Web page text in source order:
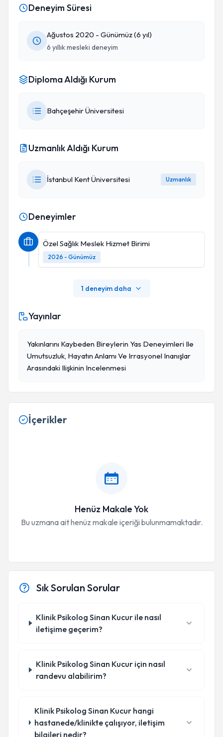
Deneyim Süresi
Ağustos 2020 - Günümüz (6 yıl)
6 yıllık mesleki deneyim
Diploma Aldığı Kurum
Bahçeşehir Üniversitesi
Uzmanlık Aldığı Kurum
İstanbul Kent Üniversitesi Uzmanlık
Deneyimler
Özel Sağlık Meslek Hizmet Birimi
2026 - Günümüz
1 deneyim daha
Yayınlar
Yakınlarını Kaybeden Bireylerin Yas Deneyimleri Ile
Umutsuzluk, Hayatın Anlamı Ve Irrasyonel Inanışlar
Arasındaki Ilişkinin Incelenmesi
İçerikler
Henüz Makale Yok
Bu uzmana ait henüz makale içeriği bulunmamaktadır.
Sık Sorulan Sorular
Klinik Psikolog Sinan Kucur ile nasıl
iletişime geçerim?
Klinik Psikolog Sinan Kucur için nasıl
randevu alabilirim?
Klinik Psikolog Sinan Kucur hangi
hastanede/klinikte çalışıyor, iletişim
bilgileri nedir?